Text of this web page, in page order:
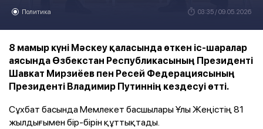
Политика 03:35 / 09.05.2026
8 мамыр күні Мәскеу қаласында өткен іс-шаралар
аясында Өзбекстан Республикасының Президенті
Шавкат Мирзиёев пен Ресей Федерациясының
Президенті Владимир Путиннің кездесуі өтті.
Сұхбат басында Мемлекет басшылары Ұлы Жеңістің 81
жылдығымен бір-бірін құттықтады.